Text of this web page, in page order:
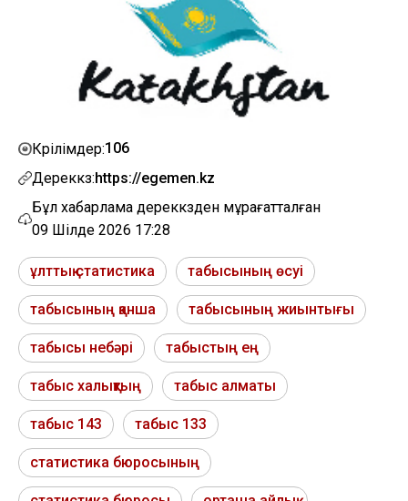
Көрілімдер:106
Дереккөз:https://egemen.kz
Бұл хабарлама дереккөзден мұрағатталған
09 Шілде 2026 17:28
ұлттық статистика табысының өсуі
табысының қанша табысының жиынтығы
табысы небәрі табыстың ең
табыс халықтың табыс алматы
табыс 143 табыс 133
статистика бюросының